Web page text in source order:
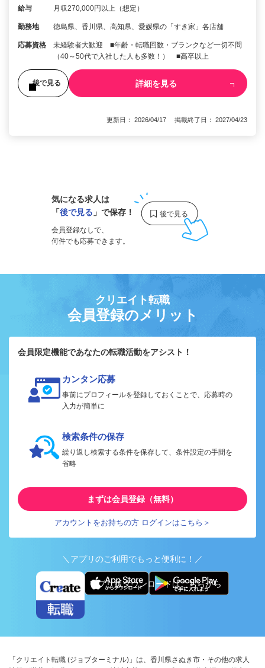
給与 月収270,000円以上（想定）
勤務地 徳島県、香川県、高知県、愛媛県の「すき家」各店舗
応募資格
未経験者大歓迎 ■年齢・転職回数・ブランクなど一切不問
（40～50代で入社した人も多数！） ■高卒以上
後で見る 詳細を見る
更新日： 2026/04/17 掲載終了日： 2027/04/23
気になる求人は
「後で見る 」で保存！
会員登録なしで、
何件でも応募できます。
クリエイト転職
会員登録のメリット
会員限定機能であなたの転職活動をアシスト！
カンタン応募
事前にプロフィールを登録しておくことで、応募時の
入力が簡単に
検索条件の保存
繰り返し検索する条件を保存して、条件設定の手間を
省略
まずは会員登録（無料）
アカウントをお持ちの方 ログインはこちら＞
＼アプリのご利用でもっと便利に！／
アプリ版ダウンロードはこちらから
「クリエイト転職 (ジョブターミナル)」は、香川県さぬき市・その他の求人